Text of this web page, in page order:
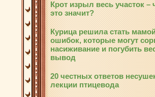
Крот изрыл весь участок –
это значит?
Курица решила стать
ошибок, которые могут
насиживание и погубить
вывод
20 честных ответов
лекции птицевода